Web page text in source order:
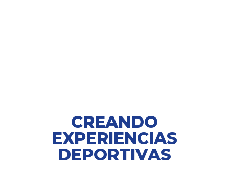
CREANDO
EXPERIENCIAS
DEPORTIVAS